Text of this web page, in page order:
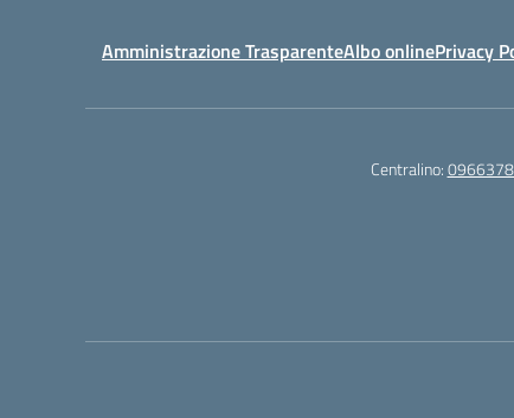
Amministrazione TrasparenteAlbo onlinePrivacy
Centralino: